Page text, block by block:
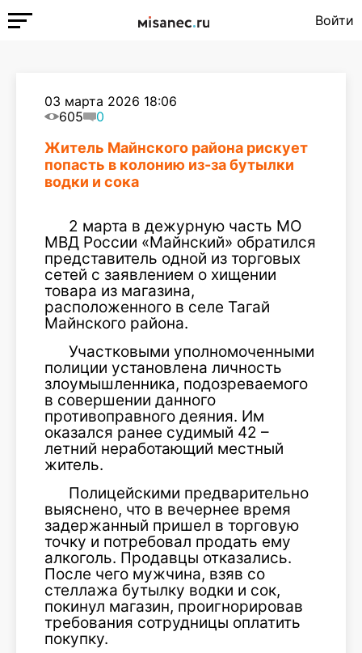
Войти
03 марта 2026 18:06
605
0
Житель Майнского района рискует
попасть в колонию из-за бутылки
водки и сока
2 марта в дежурную часть МО
МВД России «Майнский» обратился
представитель одной из торговых
сетей с заявлением о хищении
товара из магазина,
расположенного в селе Тагай
Майнского района.
Участковыми уполномоченными
полиции установлена личность
злоумышленника, подозреваемого
в совершении данного
противоправного деяния. Им
оказался ранее судимый 42 –
летний неработающий местный
житель.
Полицейскими предварительно
выяснено, что в вечернее время
задержанный пришел в торговую
точку и потребовал продать ему
алкоголь. Продавцы отказались.
После чего мужчина, взяв со
стеллажа бутылку водки и сок,
покинул магазин, проигнорировав
требования сотрудницы оплатить
покупку.